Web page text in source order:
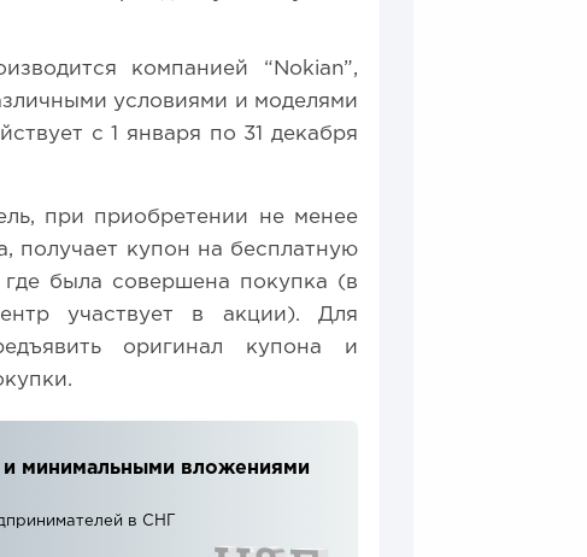
компанией “Nokian”,
условиями и моделями
с 1 января по 31 декабря
при приобретении не менее
получает купон на бесплатную
была совершена покупка (в
участвует в акции). Для
оригинал купона и
и минимальными вложениями
в СНГ